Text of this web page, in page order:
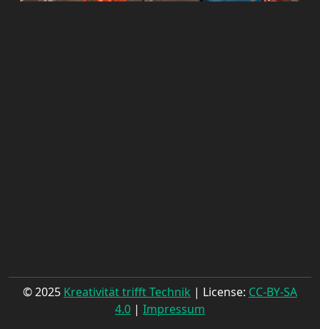
© 2025 Kreativität trifft Technik | License: CC-BY-SA
4.0 | Impressum